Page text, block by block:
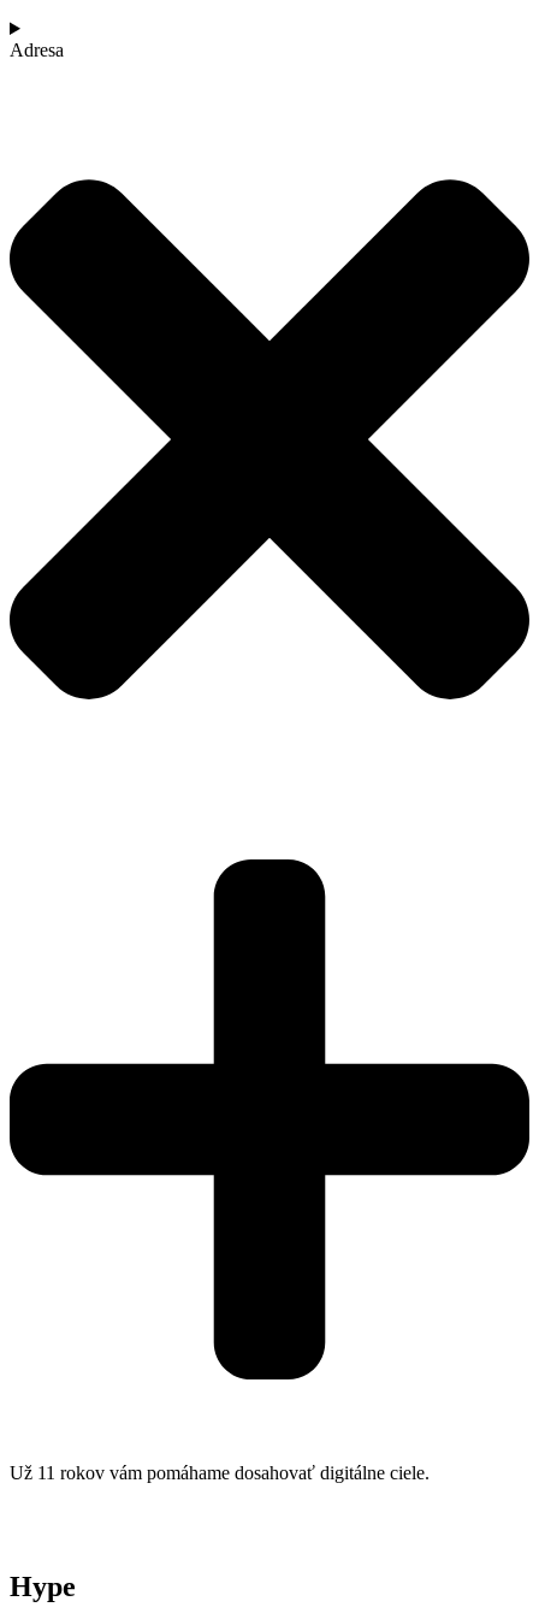
Adresa
Už 11 rokov vám pomáhame dosahovať digitálne ciele.
Hype